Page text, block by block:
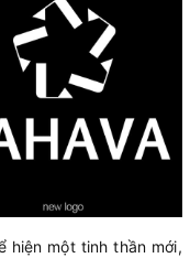
hiện một tinh thần mới,